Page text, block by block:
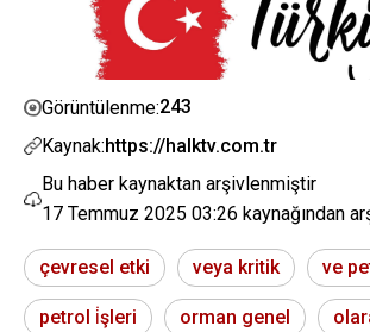
Görüntülenme:243
Kaynak:https://halktv.com.tr
Bu haber kaynaktan arşivlenmiştir
17 Temmuz 2025 03:26 kaynağından
çevresel etki veya kritik ve
petrol i̇şleri orman genel